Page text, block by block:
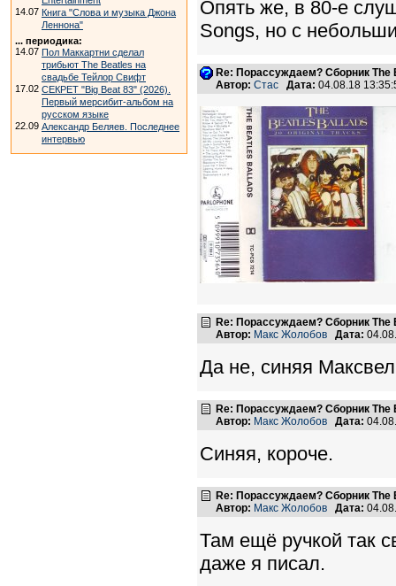
14.07 Книга "Слова и музыка Джона
Леннона"
... периодика:
14.07 Пол Маккартни сделал
трибьют The Beatles на
свадьбе Тейлор Свифт
17.02 СЕКРЕТ "Big Beat 83" (2026).
Первый мерсибит-альбом на
русском языке
22.09 Александр Беляев. Последнее
интервью
Опять же, в 80-е
Songs, но с
Re: Порассуждаем? Сборник The
Автор: Стас Дата: 04.08.18
Re: Порассуждаем? Сборник The
Автор: Макс Жолобов Дата:
Да не, синяя
Re: Порассуждаем? Сборник The
Автор: Макс Жолобов Дата:
Синяя, короче.
Re: Порассуждаем? Сборник The
Автор: Макс Жолобов Дата:
Там ещё ручкой так
даже я писал.